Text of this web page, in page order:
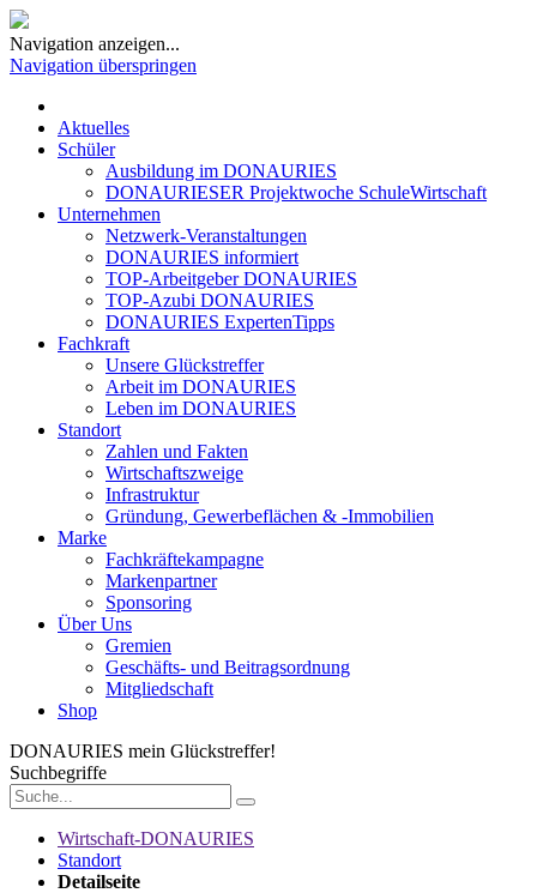
Navigation anzeigen...
Navigation überspringen
Aktuelles
Schüler
Ausbildung im DONAURIES
DONAURIESER Projektwoche SchuleWirtschaft
Unternehmen
Netzwerk-Veranstaltungen
DONAURIES informiert
TOP-Arbeitgeber DONAURIES
TOP-Azubi DONAURIES
DONAURIES ExpertenTipps
Fachkraft
Unsere Glückstreffer
Arbeit im DONAURIES
Leben im DONAURIES
Standort
Zahlen und Fakten
Wirtschaftszweige
Infrastruktur
Gründung, Gewerbeflächen & -Immobilien
Marke
Fachkräftekampagne
Markenpartner
Sponsoring
Über Uns
Gremien
Geschäfts- und Beitragsordnung
Mitgliedschaft
Shop
DONAURIES mein Glückstreffer!
Suchbegriffe
Wirtschaft-DONAURIES
Standort
Detailseite